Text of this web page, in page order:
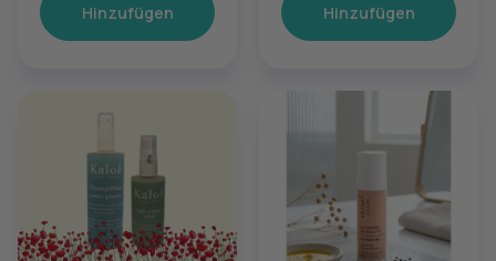
Hinzufügen Hinzufügen